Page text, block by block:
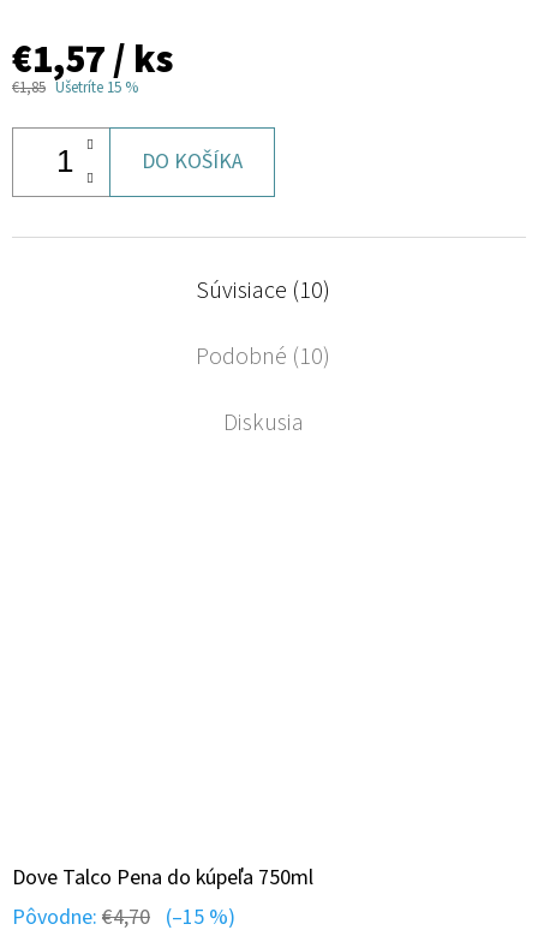
€1,57/ ks
€1,85 Ušetríte 15 %
DO KOŠÍKA
Súvisiace (10)
Podobné (10)
Diskusia
Dove Talco Pena do kúpeľa 750ml
Pôvodne: €4,70 (–15 %)